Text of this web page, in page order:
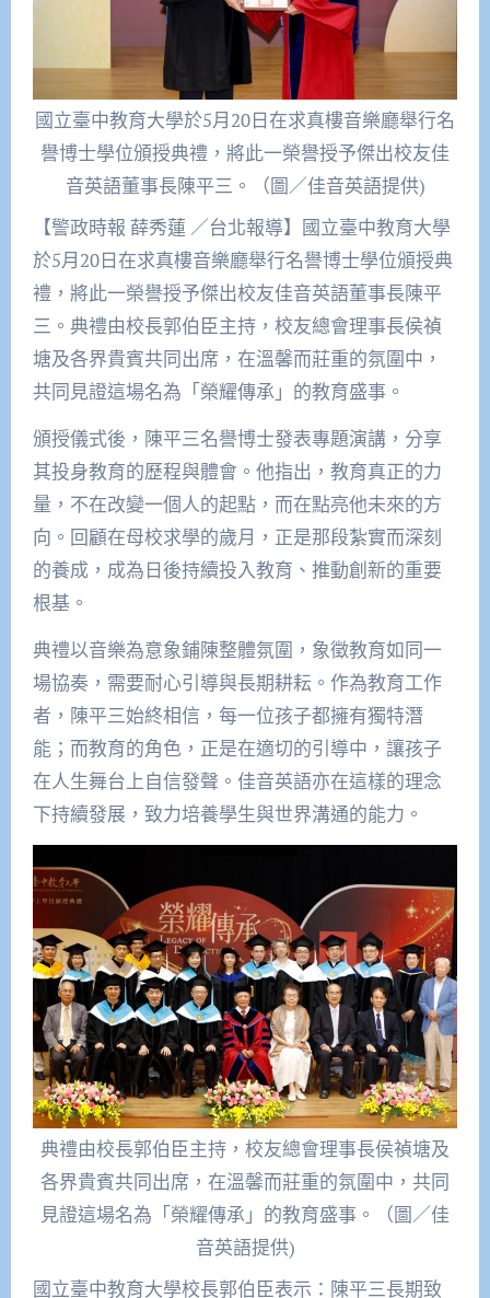
國立臺中教育大學於5月20日在求真樓音樂廳舉行名
譽博士學位頒授典禮，將此一榮譽授予傑出校友佳
音英語董事長陳平三。（圖／佳音英語提供)
【警政時報 薛秀蓮 ／台北報導】國立臺中教育大學
於5月20日在求真樓音樂廳舉行名譽博士學位頒授典
禮，將此一榮譽授予傑出校友佳音英語董事長陳平
三。典禮由校長郭伯臣主持，校友總會理事長侯禎
塘及各界貴賓共同出席，在溫馨而莊重的氛圍中，
共同見證這場名為「榮耀傳承」的教育盛事。
頒授儀式後，陳平三名譽博士發表專題演講，分享
其投身教育的歷程與體會。他指出，教育真正的力
量，不在改變一個人的起點，而在點亮他未來的方
向。回顧在母校求學的歲月，正是那段紮實而深刻
的養成，成為日後持續投入教育、推動創新的重要
根基。
典禮以音樂為意象鋪陳整體氛圍，象徵教育如同一
場協奏，需要耐心引導與長期耕耘。作為教育工作
者，陳平三始終相信，每一位孩子都擁有獨特潛
能；而教育的角色，正是在適切的引導中，讓孩子
在人生舞台上自信發聲。佳音英語亦在這樣的理念
下持續發展，致力培養學生與世界溝通的能力。
典禮由校長郭伯臣主持，校友總會理事長侯禎塘及
各界貴賓共同出席，在溫馨而莊重的氛圍中，共同
見證這場名為「榮耀傳承」的教育盛事。（圖／佳
音英語提供)
國立臺中教育大學校長郭伯臣表示：陳平三長期致